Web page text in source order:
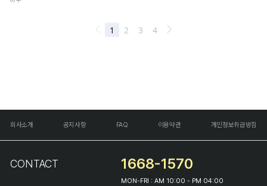
회사소개 공지사항 FAQ 이용약관 개인정보취급방침
CONTACT 1668-1570
MON-FRI : AM 10:00 - PM 04:00